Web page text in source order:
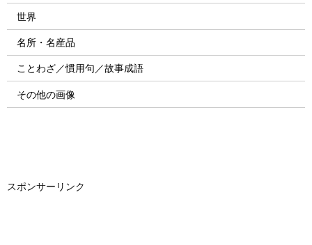
世界
名所・名産品
ことわざ／慣用句／故事成語
その他の画像
スポンサーリンク